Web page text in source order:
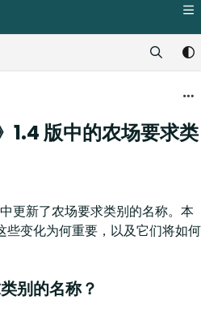
1.4 版中的农场要求类
更新了农场要求类别的名称。本
些变化为何重要，以及它们将如何
别的名称？